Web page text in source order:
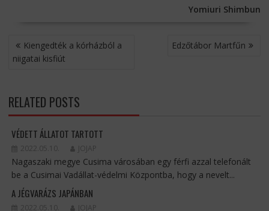
Yomiuri Shimbun
BEJEGYZÉS
NAVIGÁCIÓ
Kiengedték a kórházból a
niigatai kisfiút
Edzőtábor Martfűn
RELATED POSTS
VÉDETT ÁLLATOT TARTOTT
2022.05.10. JOJAP
Nagaszaki megye Cusima városában egy férfi azzal telefonált
be a Cusimai Vadállat-védelmi Központba, hogy a nevelt...
A JÉGVARÁZS JAPÁNBAN
2022.05.10. JOJAP